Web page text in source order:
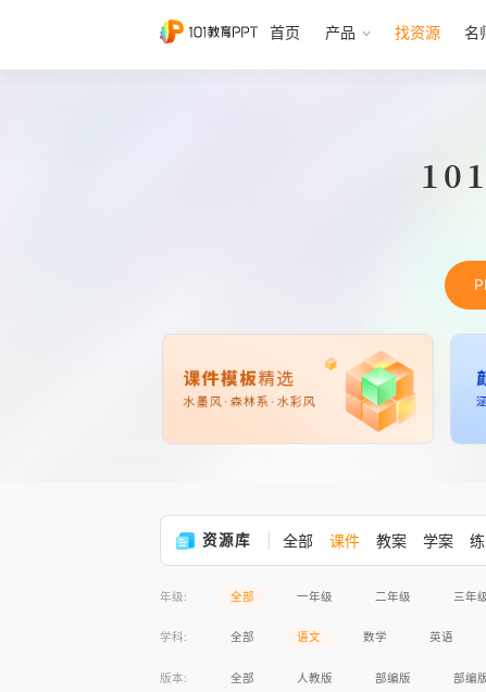
首页 产品 找资源 名
资源库 全部 课件 教案 学案
年级: 全部 一年级 二年级 三年
学科: 全部 语文 数学 英语
版本: 全部 人教版 部编版 部编